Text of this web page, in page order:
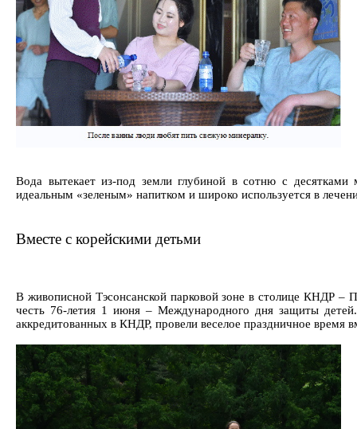
Вода вытекает из-под земли глубиной в сотню с
идеальным «зеленым» напитком и широко используется в
Вместе с корейскими детьми
В живописной Тэсонсанской парковой зоне в столице КНДР –
честь 76-летия 1 июня – Международного дня защиты
аккредитованных в КНДР, провели веселое праздничное время